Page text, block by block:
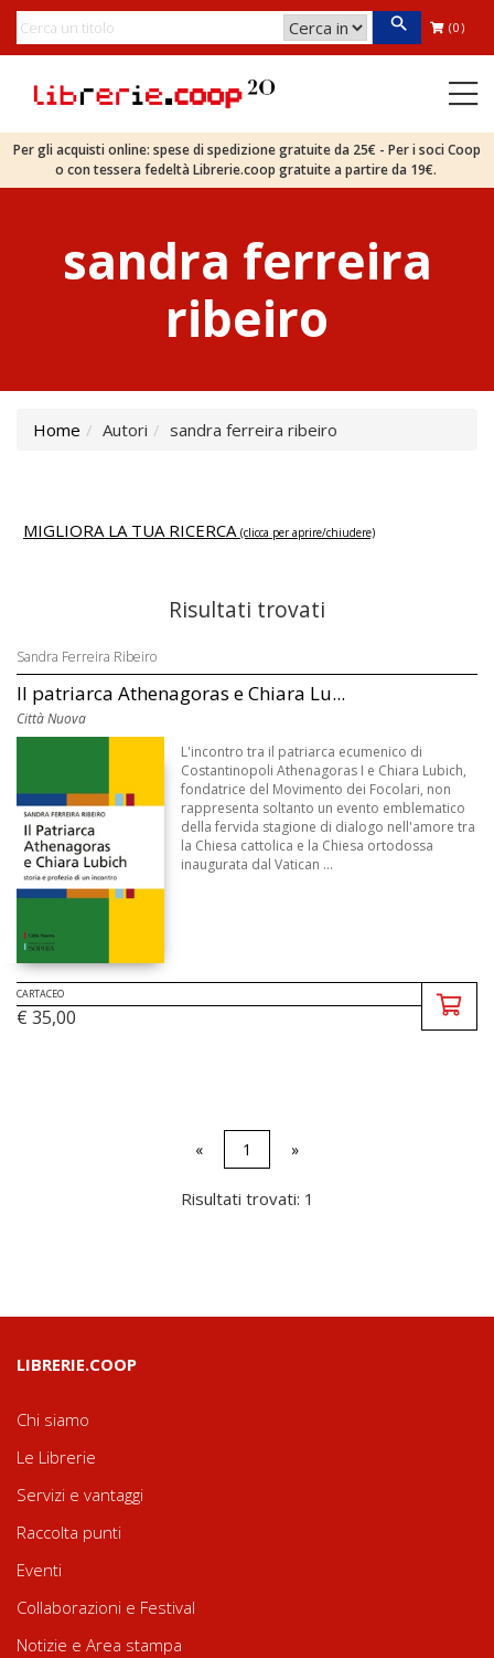
(0)
Per gli acquisti online: spese di spedizione gratuite da 25€ - Per i soci Coop
o con tessera fedeltà Librerie.coop gratuite a partire da 19€.
sandra ferreira
ribeiro
Home Autori sandra ferreira ribeiro
MIGLIORA LA TUA RICERCA (clicca per aprire/chiudere)
Risultati trovati
Sandra Ferreira Ribeiro
Il patriarca Athenagoras e Chiara Lu...
Città Nuova
L'incontro tra il patriarca ecumenico di
Costantinopoli Athenagoras I e Chiara Lubich,
fondatrice del Movimento dei Focolari, non
rappresenta soltanto un evento emblematico
della fervida stagione di dialogo nell'amore tra
la Chiesa cattolica e la Chiesa ortodossa
inaugurata dal Vatican ...
CARTACEO
€ 35,00
« 1 »
Risultati trovati: 1
LIBRERIE.COOP
Chi siamo
Le Librerie
Servizi e vantaggi
Raccolta punti
Eventi
Collaborazioni e Festival
Notizie e Area stampa